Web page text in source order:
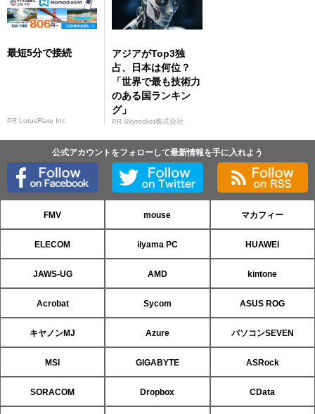
最短5分で接続
PR LotusFlare Inc
アジアがTop3独
占、日本は何位？
「世界で最も技術力
のある国ランキン
グ」
PR Skyrocket株式会社
公式アカウントをフォローして最新情報を手に入れよう
FMV mouse マカフィー
ELECOM iiyama PC HUAWEI
JAWS-UG AMD kintone
Acrobat Sycom ASUS ROG
キヤノンMJ Azure パソコンSEVEN
MSI GIGABYTE ASRock
SORACOM Dropbox CData